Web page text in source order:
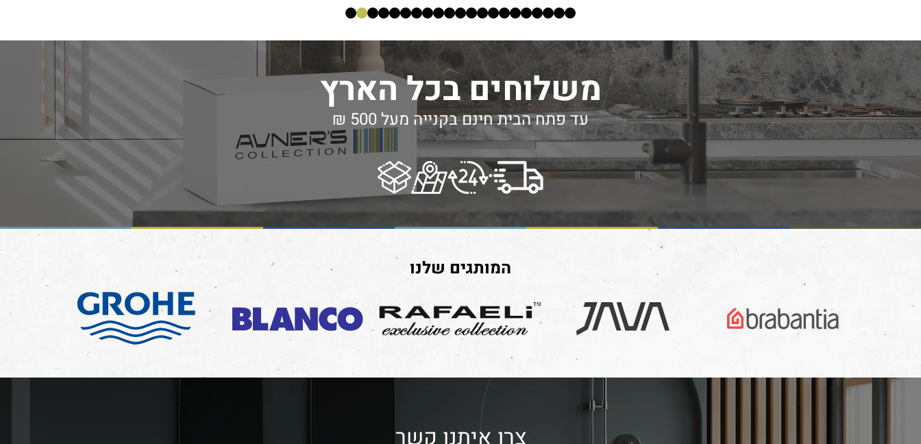
משלוחים בכל הארץ
עד פתח הבית חינם בקנייה מעל 500 ₪
המותגים שלנו
צרו איתנו קשר